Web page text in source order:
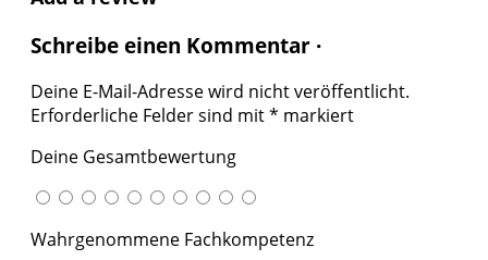
Schreibe einen Kommentar ·
Deine E-Mail-Adresse wird nicht veröffentlicht.
Erforderliche Felder sind mit* markiert
Deine Gesamtbewertung
Wahrgenommene Fachkompetenz